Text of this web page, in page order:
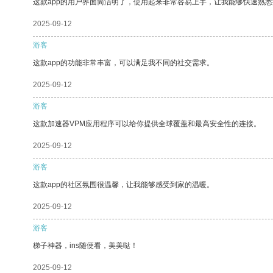
这款app的用户界面简洁明了，使用起来非常容易上手，让我能够快速熟
2025-09-12
游客
这款app的功能非常丰富，可以满足我不同的社交需求。
2025-09-12
游客
这款加速器VPM应用程序可以给你提供全球覆盖和最高安全性的连接。
2025-09-12
游客
这款app的社区氛围很温馨，让我能够感受到家的温暖。
2025-09-12
游客
梯子神器，ins随便看，美美哒！
2025-09-12